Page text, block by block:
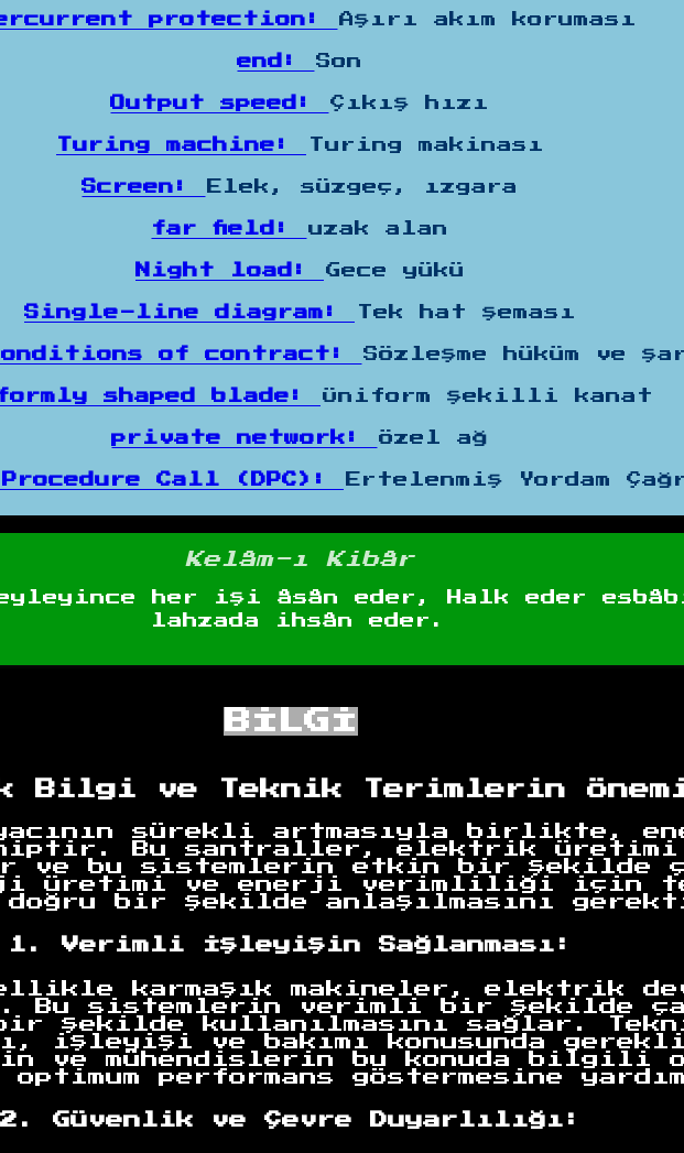
protection: Aşırı akım koruması
end: Son
Output speed: Çıkış hızı
Turing machine: Turing makinası
Screen: Elek, süzgeç, ızgara
far field: uzak alan
Night load: Gece yükü
Single-line diagram: Tek hat şeması
conditions of contract: Sözleşme hüküm ve
shaped blade: Üniform şekilli kanat
private network: özel ağ
Procedure Call (DPC): Ertelenmiş Yordam
Kelâm-ı Kibâr
her işi âsân eder, Halk eder
lahzada ihsân eder.
BİLGİ
Bilgi ve Teknik Terimlerin
sürekli artmasıyla birlikte,
Bu santraller, elektrik
ve bu sistemlerin etkin bir şekilde
üretimi ve enerji verimliliği için
bir şekilde anlaşılmasını
1. Verimli İşleyişin Sağlanması:
karmaşık makineler, elektrik
Bu sistemlerin verimli bir şekilde
şekilde kullanılmasını sağlar.
işleyişi ve bakımı konusunda
ve mühendislerin bu konuda bilgili
performans göstermesine
2. Güvenlik ve Çevre Duyarlılığı: